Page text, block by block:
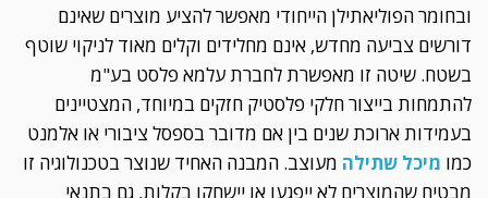
ובחומר הפוליאתילן הייחודי מאפשר להציע מוצרים שאינם
דורשים צביעה מחדש, אינם מחלידים וקלים מאוד לניקוי שוטף
בשטח. שיטה זו מאפשרת לחברת עלמא פלסט בע"מ
להתמחות בייצור חלקי פלסטיק חזקים במיוחד, המצטיינים
בעמידות ארוכת שנים בין אם מדובר בספסל ציבורי או אלמנט
כמו מיכל שתילה מעוצב. המבנה האחיד שנוצר בטכנולוגיה זו
מבטיח שהמוצרים לא ייפגעו או יישחקו בקלות, גם בתנאי